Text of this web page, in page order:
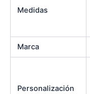
Medidas
Marca
Personalización